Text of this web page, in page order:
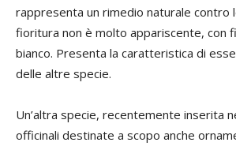
rappresenta un rimedio naturale contro
fioritura non è molto appariscente, con
bianco. Presenta la caratteristica di
delle altre specie.
Un’altra specie, recentemente inserita
officinali destinate a scopo anche